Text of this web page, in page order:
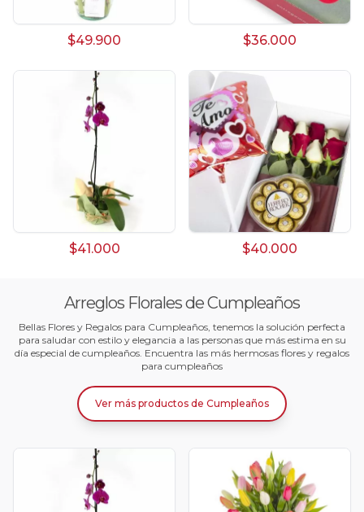
$49.900 $36.000
$41.000 $40.000
Arreglos Florales de Cumpleaños
Bellas Flores y Regalos para Cumpleaños, tenemos la solución perfecta
para saludar con estilo y elegancia a las personas que más estima en su
día especial de cumpleaños. Encuentra las más hermosas flores y regalos
para cumpleaños
Ver más productos de Cumpleaños